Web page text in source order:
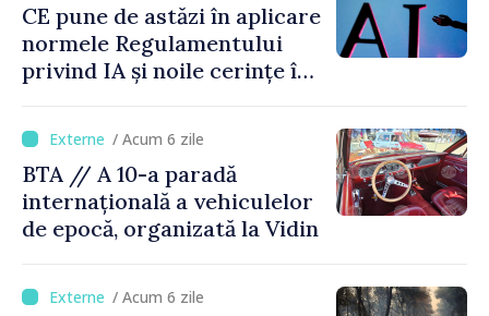
CE pune de astăzi în aplicare
normele Regulamentului
privind IA și noile cerințe în
/ Acum 6 zile
BTA // A 10-a paradă
internațională a vehiculelor
de epocă, organizată la Vidin
/ Acum 6 zile